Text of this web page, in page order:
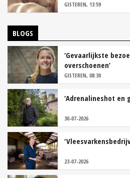
GISTEREN, 13:59
BLOGS
‘Gevaarlijkste
overschoenen’
GISTEREN, 08:30
‘Adrenalineshot en
30-07-2026
23-07-2026